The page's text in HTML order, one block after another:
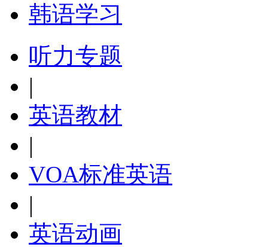
韩语学习
听力专题
|
英语教材
|
VOA标准英语
|
英语动画